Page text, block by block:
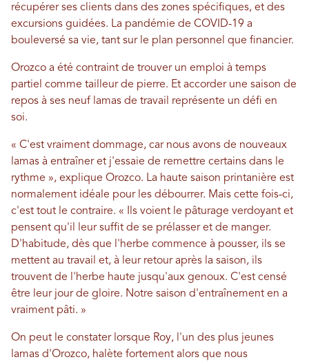
récupérer ses clients dans des zones spécifiques, et des
excursions guidées. La pandémie de COVID-19 a
bouleversé sa vie, tant sur le plan personnel que financier.
Orozco a été contraint de trouver un emploi à temps
partiel comme tailleur de pierre. Et accorder une saison de
repos à ses neuf lamas de travail représente un défi en
soi.
« C'est vraiment dommage, car nous avons de nouveaux
lamas à entraîner et j'essaie de remettre certains dans le
rythme », explique Orozco. La haute saison printanière est
normalement idéale pour les débourrer. Mais cette fois-ci,
c'est tout le contraire. « Ils voient le pâturage verdoyant et
pensent qu'il leur suffit de se prélasser et de manger.
D'habitude, dès que l'herbe commence à pousser, ils se
mettent au travail et, à leur retour après la saison, ils
trouvent de l'herbe haute jusqu'aux genoux. C'est censé
être leur jour de gloire. Notre saison d'entraînement en a
vraiment pâti. »
On peut le constater lorsque Roy, l'un des plus jeunes
lamas d'Orozco, halète fortement alors que nous